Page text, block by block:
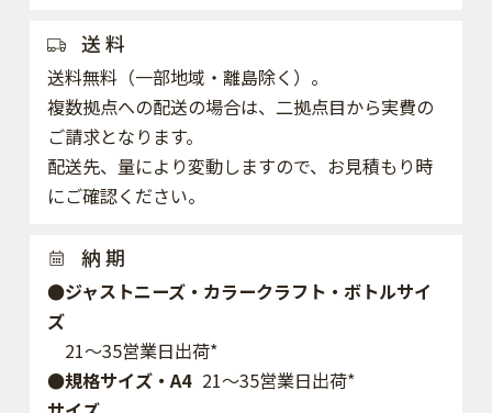
送 料
送料無料（一部地域・離島除く）。
複数拠点への配送の場合は、二拠点目から実費の
ご請求となります。
配送先、量により変動しますので、お見積もり時
にご確認ください。
納 期
●ジャストニーズ・カラークラフト・ボトルサイ
ズ
21～35営業日出荷*
●規格サイズ・A4 21～35営業日出荷*